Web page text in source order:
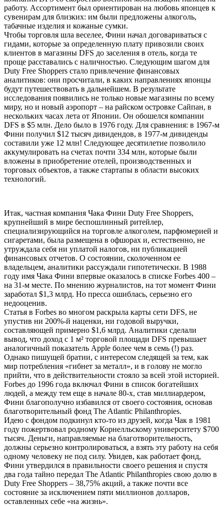
работу. Ассортимент был ориентирован на любовь японцев к
сувенирам для близких: им были предложены алкоголь,
табачные изделия и кожаные сумки.
Чтобы торговля шла веселее, Фини начал договариваться с
гидами, которые за определенную плату привозили своих
клиентов в магазины DFS до заселения в отель, когда те
проще расставались с наличностью. Следующим шагом для
Duty Free Shoppers стало привлечение финансовых
аналитиков: они просчитали, в каких направлениях японцы
будут путешествовать в дальнейшем. В результате
исследования появились не только новые магазины по всему
миру, но и новый аэропорт – на райском островке Сайпан, в
нескольких часах лета от Японии. Он обошелся компании
DFS в $5 млн. Дело было в 1976 году. Для сравнения: в 1967-м
Фини получил $12 тысяч дивидендов, в 1977-м дивиденды
составили уже 12 млн! Следующее десятилетие позволило
аккумулировать на счетах почти 334 млн, которые были
вложены в приобретение отелей, производственных и
торговых объектов, а также стартапы в области высоких
технологий.
Итак, частная компания Чака Фини Duty Free Shoppers,
крупнейший в мире беспошлинный ритейлер,
специализирующийся на торговле алкоголем, парфюмерией и
сигаретами, была размещена в офшорах и, естественно, не
утруждала себя ни уплатой налогов, ни публикацией
финансовых отчетов. О состоянии, сколоченном ее
владельцем, аналитики рассуждали гипотетически. В 1988
году имя Чака Фини впервые оказалось в списке Forbes 400 –
на 31-м месте. По мнению журналистов, на тот момент Фини
заработал $1,3 млрд. Но пресса ошиблась, серьезно его
недооценив.
Статья в Forbes во многом раскрыла карты сети DFS, не
упустив ни 200%-й наценки, ни годовой выручки,
составляющей примерно $1,6 млрд. Аналитики сделали
вывод, что доход с 1 м² торговой площади DFS превышает
аналогичный показатель Apple более чем в семь (!) раз.
Однако пишущей братии, с интересом следящей за тем, как
мир потребления «гибнет за металл», и в голову не могло
прийти, что в действительности стояло за всей этой историей.
Forbes до 1996 года включал Фини в список богатейших
людей, а между тем еще в начале 80-х, став миллиардером,
Фини благополучно избавился от своего состояния, основав
благотворительный фонд The Atlantic Philanthropies.
Идею с фондом подкинул кто-то из друзей, когда Чак в 1981
году пожертвовал родному Корнелльскому университету $700
тысяч. Деньги, направляемые на благотворительность,
должны серьезно контролироваться, а взять эту работу на себя
одному человеку не под силу. Увидев, как работает фонд,
Фини утвердился в правильности своего решения и спустя
два года тайно передал The Atlantic Philanthropies свою долю в
Duty Free Shoppers – 38,75% акций, а также почти все
состояние за исключением пяти миллионов долларов,
оставленных себе «на жизнь».